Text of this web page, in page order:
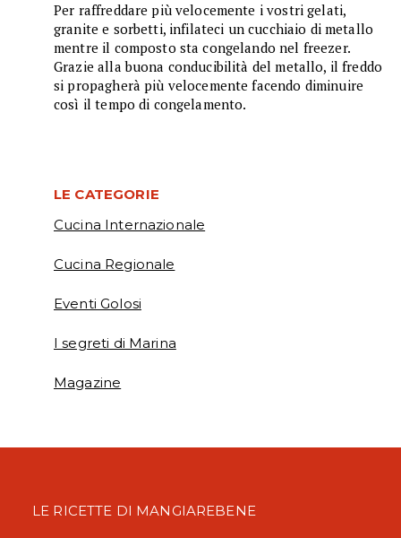
Per raffreddare più velocemente i vostri gelati,
granite e sorbetti, infilateci un cucchiaio di metallo
mentre il composto sta congelando nel freezer.
Grazie alla buona conducibilità del metallo, il freddo
si propagherà più velocemente facendo diminuire
così il tempo di congelamento.
LE CATEGORIE
Cucina Internazionale
Cucina Regionale
Eventi Golosi
I segreti di Marina
Magazine
LE RICETTE DI MANGIAREBENE